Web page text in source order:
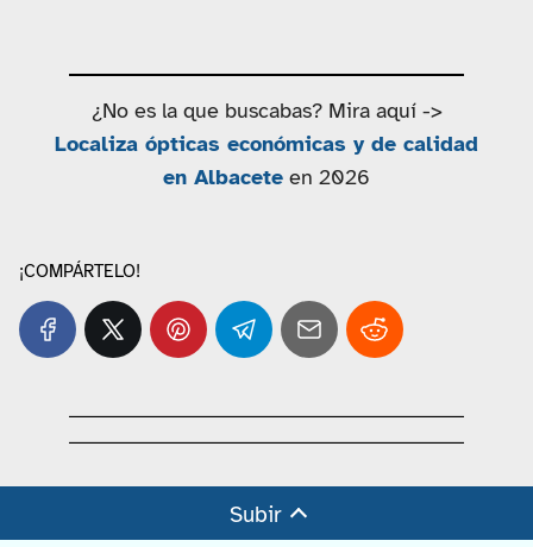
¿No es la que buscabas? Mira aquí ->
Localiza ópticas económicas y de calidad
en Albacete en 2026
¡COMPÁRTELO!
Subir